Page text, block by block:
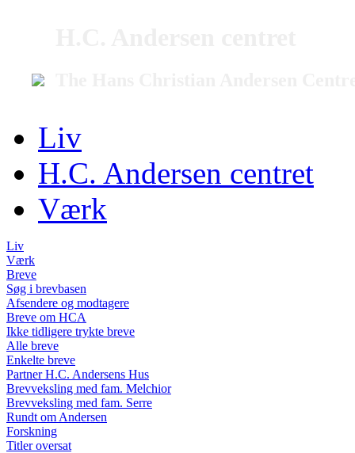
Liv
H.C. Andersen centret
Værk
Liv
Værk
Breve
Søg i brevbasen
Afsendere og modtagere
Breve om HCA
Ikke tidligere trykte breve
Alle breve
Enkelte breve
Partner H.C. Andersens Hus
Brevveksling med fam. Melchior
Brevveksling med fam. Serre
Rundt om Andersen
Forskning
Titler oversat